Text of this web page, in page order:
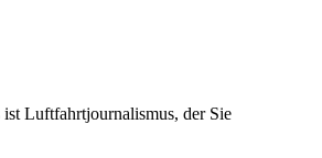
Luftfahrtjournalismus, der Sie